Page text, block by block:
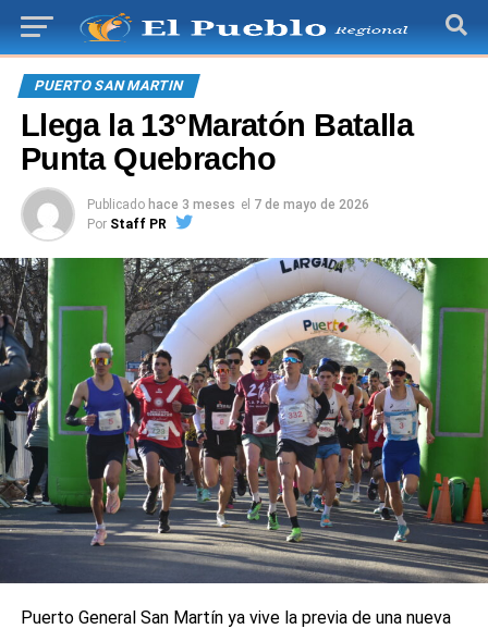
PUERTO SAN MARTIN
Llega la 13°Maratón Batalla
Punta Quebracho
Publicado hace 3 meses el 7 de mayo de 2026
Por Staff PR
Puerto General San Martín ya vive la previa de una nueva